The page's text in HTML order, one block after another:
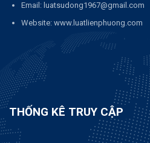
Email: luatsudong1967@gmail.com
Website: www.luatlienphuong.com
THỐNG KÊ TRUY CẬP